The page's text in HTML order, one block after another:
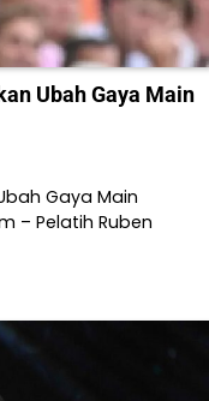
Ubah Gaya Main
Gaya Main
– Pelatih Ruben